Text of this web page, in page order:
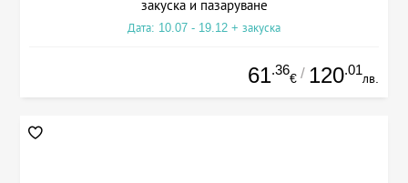
закуска и пазаруване
Дата: 10.07 - 19.12 + закуска
61.36
€ / 120.01
лв.